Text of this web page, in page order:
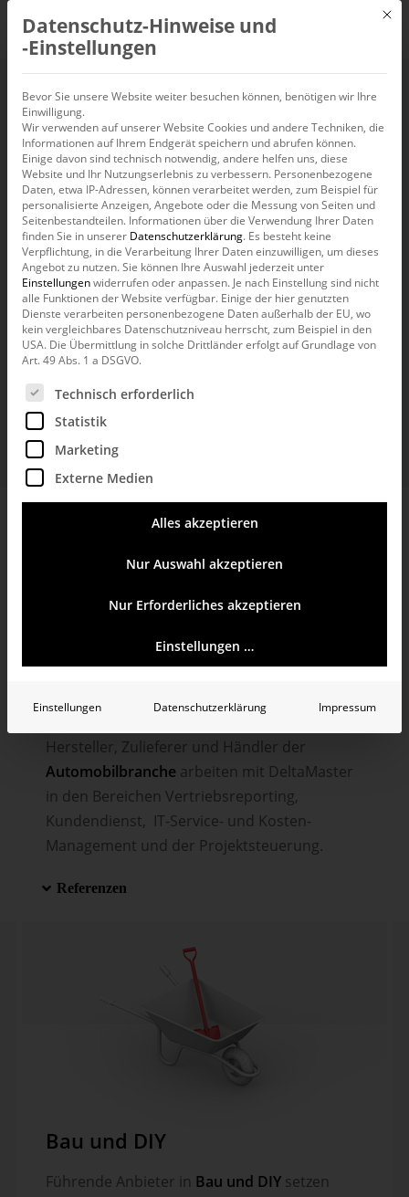
Branchen
Erstklassige Referenzen in allen Branchen
Unsere Beratung kombiniert IT-Expertise und
umfangreiche Branchen­erfahrung, um maß­
geschneiderte Lösungen für Kunden zu entwickeln. In
Kooperation mit speziali­sierten Partnern decken wir
eine Vielzahl von Branchen ab.
DeltaMaster, ein
univer­selles Tool für Planung, Analyse und Reporting,
Intelligence-Lösungen finden Anwendung in Branchen
wie Automotive, Energie, Finanzwesen und vielen
mehr. Entdecken Sie, wie Business Intelligence Ihr
Unternehmen voranbringen kann.
Automotive
Hersteller, Zulieferer und Händler der
Automobilbranche arbeiten mit DeltaMaster
in den Bereichen Vertriebsreporting,
Kunden­dienst, IT-Service- und Kosten-
Management und der Projektsteuerung.
Referenzen
Bau und DIY
Führende Anbieter in Bau und DIYsetzen
Mit
Datenschutz-Hinweise und
‑Einstellungen
Bevor Sie unsere Website weiter besuchen können, benötigen wir Ihre
Einwilligung.
Wir verwenden auf unserer Website Cookies und andere Techniken, die
Informationen auf Ihrem Endgerät speichern und abrufen können.
Einige davon sind technisch notwendig, andere helfen uns, diese
Website und Ihr Nutzungserlebnis zu verbessern. Personenbezogene
Daten, etwa IP-Adressen, können verarbeitet werden, zum Beispiel für
personalisierte Anzeigen, Angebote oder die Messung von Seiten und
Seitenbestandteilen. Informationen über die Verwendung Ihrer Daten
finden Sie in unserer Datenschutzerklärung. Es besteht keine
Verpflichtung, in die Verarbeitung Ihrer Daten einzuwilligen, um dieses
Angebot zu nutzen.Sie können Ihre Auswahl jederzeit unter
Einstellungenwiderrufen oder anpassen. Je nach Einstellung sind nicht
alle Funktionen der Website verfügbar. Einige der hier genutzten
Dienste verarbeiten personenbezogene Daten außerhalb der EU, wo
kein vergleichbares Datenschutzniveau herrscht, zum Beispiel in den
USA. Die Übermittlung in solche Drittländer erfolgt auf Grundlage von
Art. 49 Abs. 1 a DSGVO.
Es folgt eine Liste der Service-Gruppen, für die eine
Technisch erforderlich
Statistik
Marketing
Externe Medien
Alles akzeptieren
Nur Auswahl akzeptieren
Nur Erforderliches akzeptieren
Einstellungen …
Einstellungen Datenschutzerklärung Impressum